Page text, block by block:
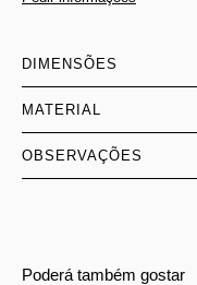
DIMENSÕES
MATERIAL
OBSERVAÇÕES
Poderá também gostar